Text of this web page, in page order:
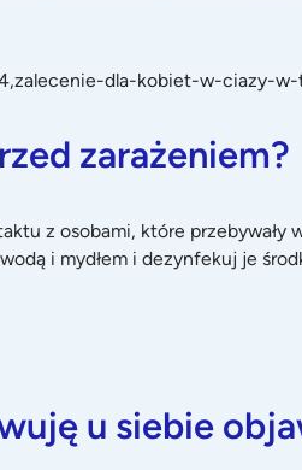
dla-kobiet-w-ciazy-
zarażeniem?
z osobami, które
i mydłem i dezynfekuj je
u siebie